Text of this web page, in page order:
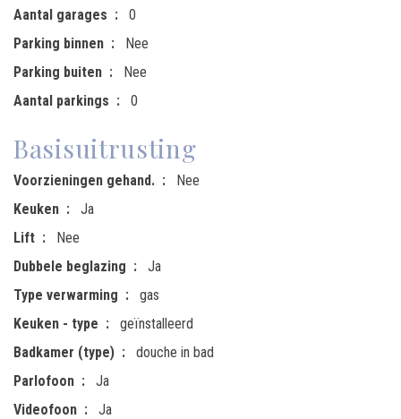
Aantal garages
0
Parking binnen
Nee
Parking buiten
Nee
Aantal parkings
0
Basisuitrusting
Voorzieningen gehand.
Nee
Keuken
Ja
Lift
Nee
Dubbele beglazing
Ja
Type verwarming
gas
Keuken - type
geïnstalleerd
Badkamer (type)
douche in bad
Parlofoon
Ja
Videofoon
Ja